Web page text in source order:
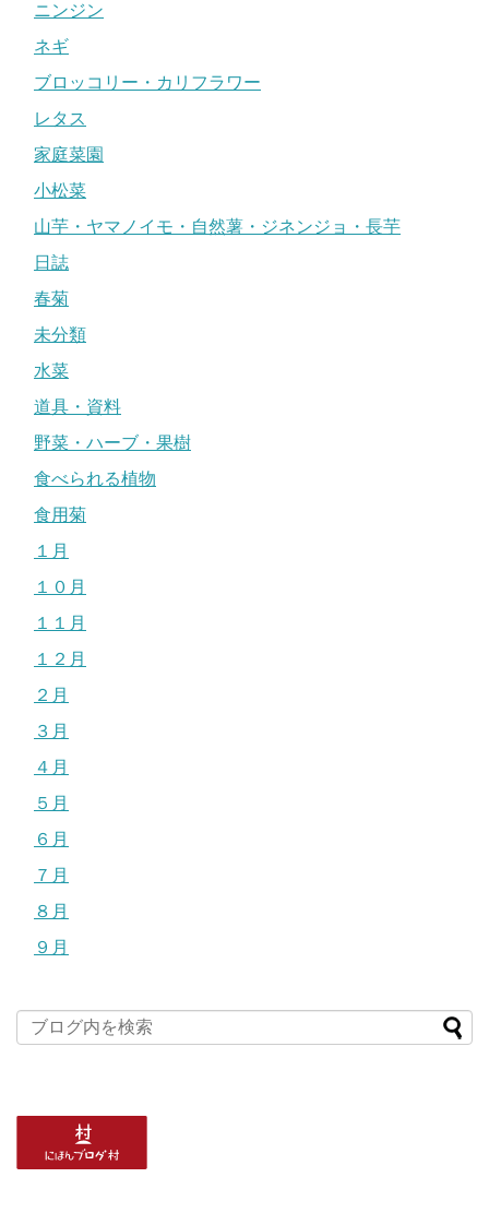
ニンジン
ネギ
ブロッコリー・カリフラワー
レタス
家庭菜園
小松菜
山芋・ヤマノイモ・自然薯・ジネンジョ・長芋
日誌
春菊
未分類
水菜
道具・資料
野菜・ハーブ・果樹
食べられる植物
食用菊
１月
１０月
１１月
１２月
２月
３月
４月
５月
６月
７月
８月
９月